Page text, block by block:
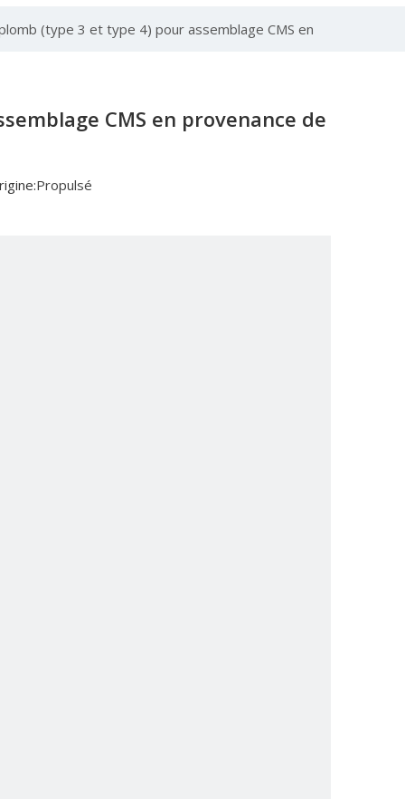
(type 3 et type 4) pour assemblage CMS en
CMS en provenance de
Propulsé